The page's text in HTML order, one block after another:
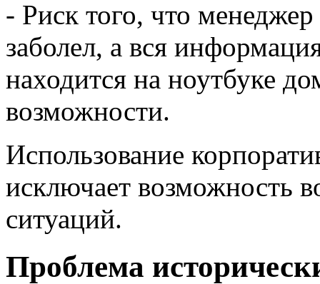
- Риск того, что менеджер
заболел, а вся
находится на ноутбуке
возможности.
Использование
исключает возможность
ситуаций.
Проблема